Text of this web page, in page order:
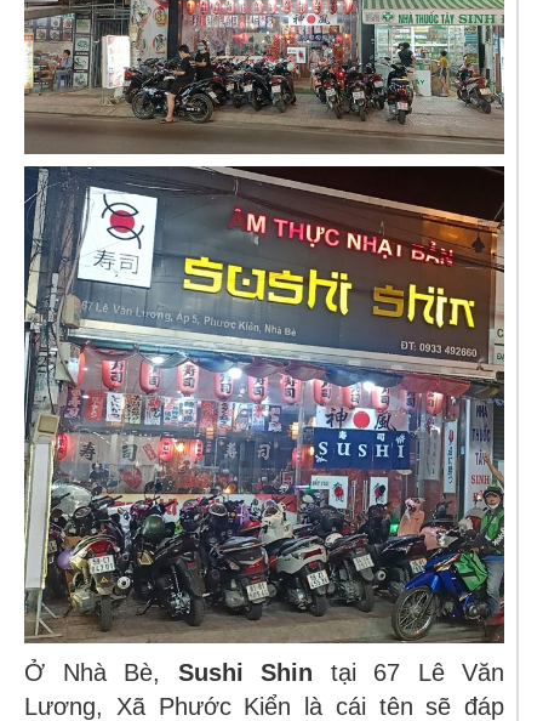
Ở Nhà Bè, Sushi Shin tại 67 Lê Văn
Lương, Xã Phước Kiển là cái tên sẽ đáp